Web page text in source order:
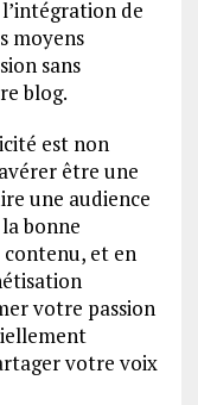
de
moyens
sans
blog.
est non
être une
une audience
bonne
et en
votre passion
votre voix